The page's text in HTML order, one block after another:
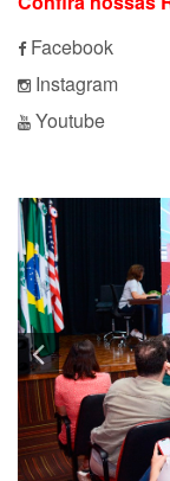
Facebook
Instagram
Youtube